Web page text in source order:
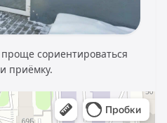
сориентироваться
приёмку.